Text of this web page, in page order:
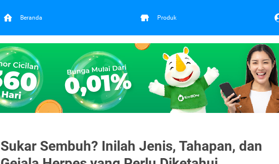
Beranda Produk
Sukar Sembuh? Inilah Jenis, Tahapan, dan